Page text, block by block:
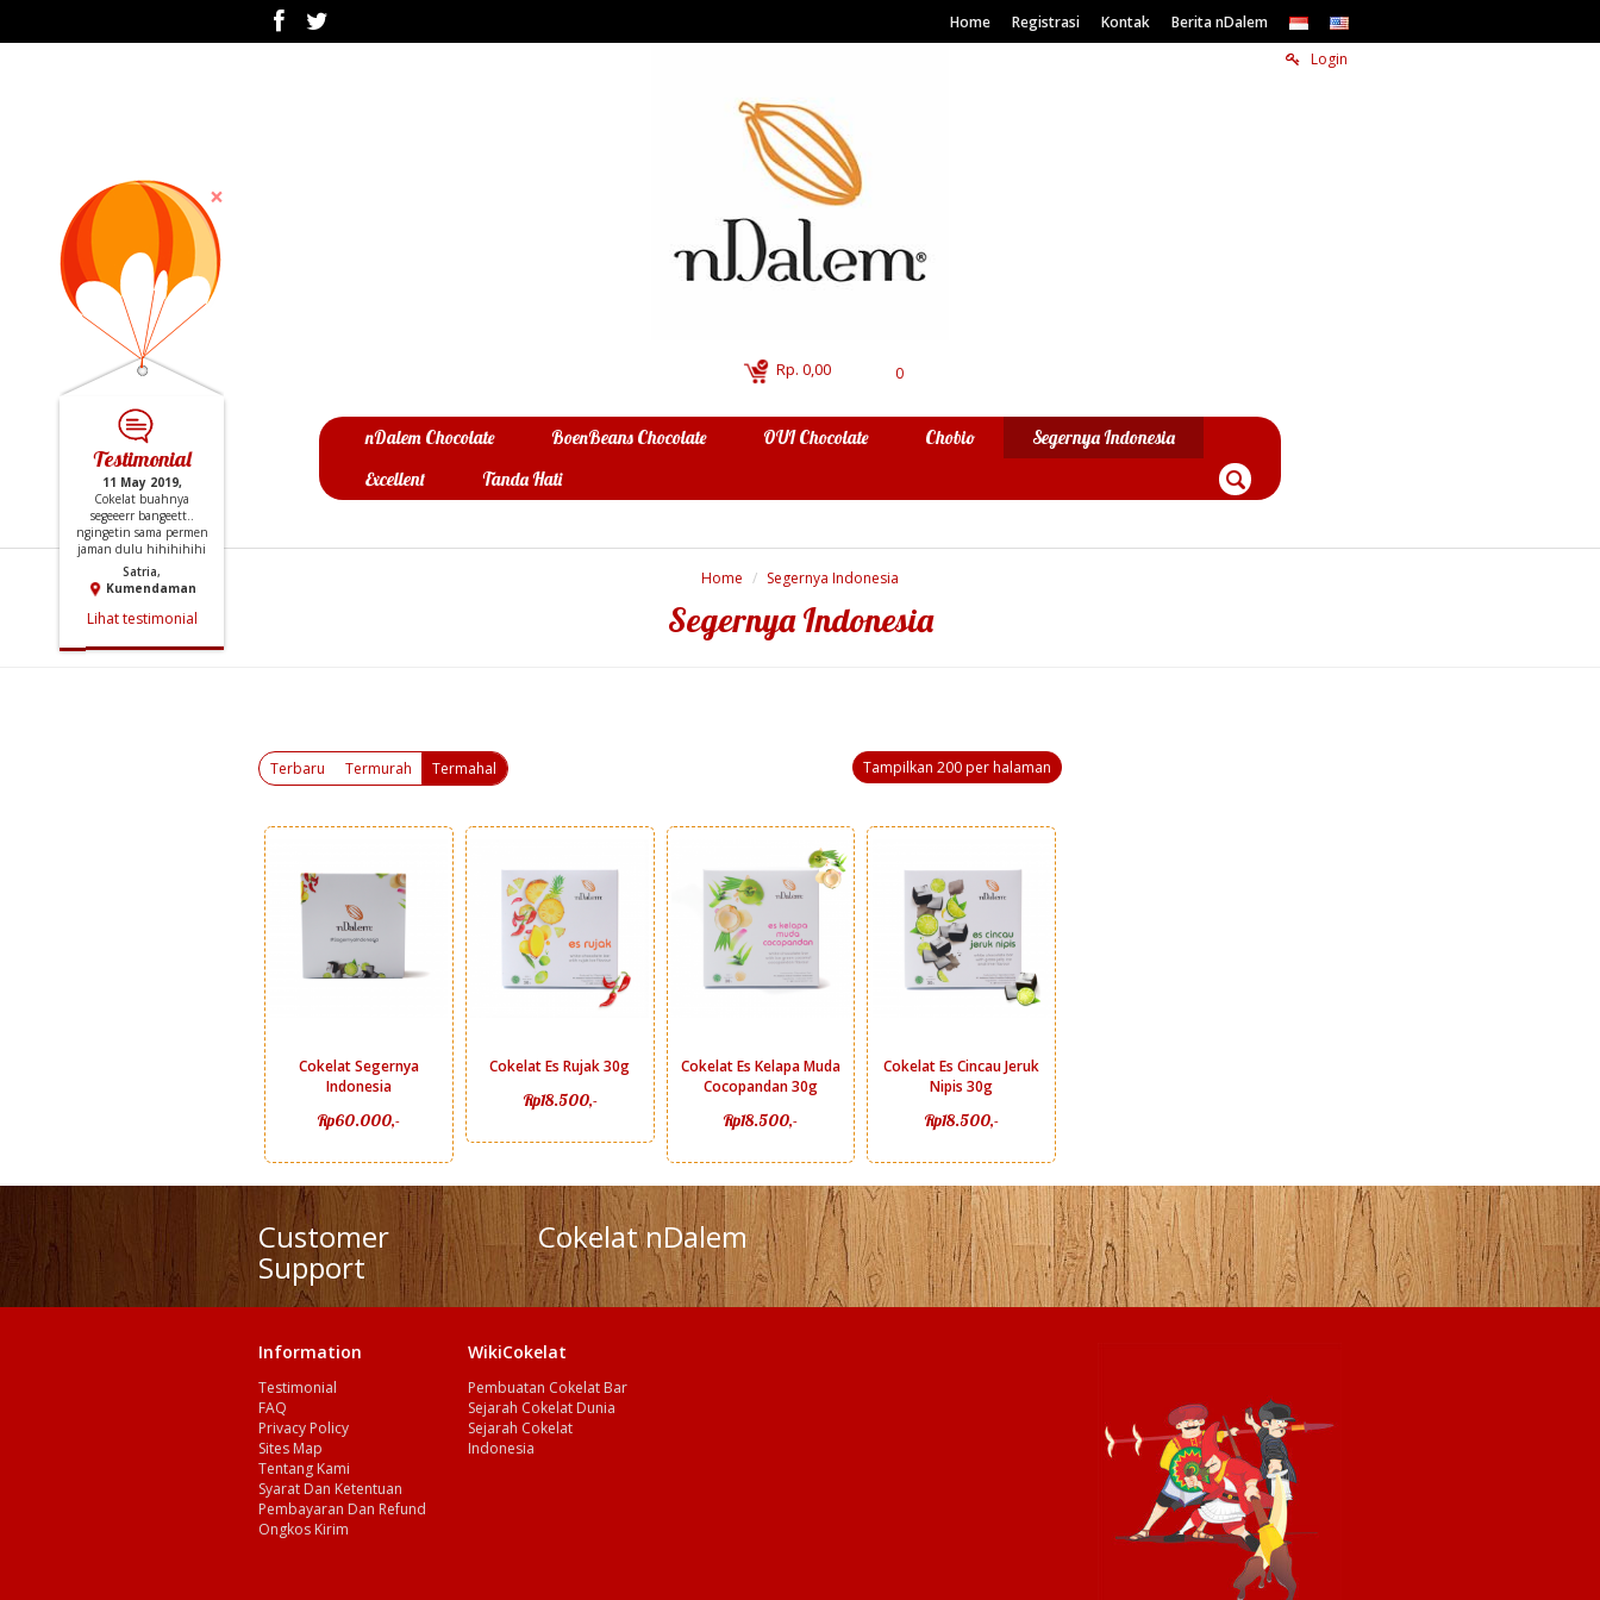
Home Registrasi Kontak
Berita nDalem
Login
×
Testimonial
11 May 2019,
Cokelat buahnya
segeeerr bangeett..
ngingetin sama permen
jaman dulu hihihihihi
Satria,
Kumendaman
Lihat testimonial
Rp. 0,00 0
nDalem Chocolate BoenBeans Chocolate OUI Chocolate Chobio
Segernya Indonesia
Excellent
Tanda Hati
Home Segernya Indonesia
Segernya Indonesia
Terbaru Termurah Termahal Tampilkan 200 per halaman
Cokelat Segernya
Indonesia
Rp60.000,-
Cokelat Es Rujak 30g
Rp18.500,-
Cokelat Es Kelapa Muda
Cocopandan 30g
Rp18.500,-
Cokelat Es Cincau Jeruk
Nipis 30g
Rp18.500,-
Customer
Support
Cokelat nDalem
Information
Testimonial
FAQ
Privacy Policy
Sites Map
Tentang Kami
Syarat Dan Ketentuan
Pembayaran Dan Refund
Ongkos Kirim
WikiCokelat
Pembuatan Cokelat Bar
Sejarah Cokelat Dunia
Sejarah Cokelat
Indonesia